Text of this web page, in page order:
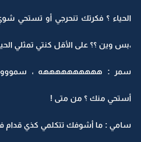
الحياء ؟ فكرتك تنحرجي أو تستحي
،بس وين ؟؟ على الأقل كنتي تمثلي
سمر : ههههههههههه ، سموووي
أستحي منك ؟ من متى !
سامي : ما أشوفك تتكلمي كذي قدام